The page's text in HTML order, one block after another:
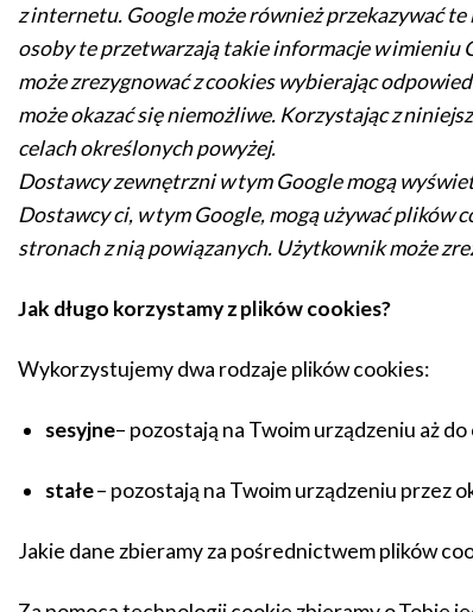
z internetu. Google może również przekazywać
osoby te przetwarzają takie informacje w imieniu
może zrezygnować z cookies wybierając
może okazać się niemożliwe. Korzystając z
celach określonych powyżej.
Dostawcy zewnętrzni w tym Google mogą
Dostawcy ci, w tym Google, mogą używać
stronach z nią powiązanych. Użytkownik może
Jak długo korzystamy z plików cookies?
Wykorzystujemy dwa rodzaje plików cookies:
sesyjne– pozostają na Twoim urządzeniu aż
stałe– pozostają na Twoim urządzeniu przez
Jakie dane zbieramy za pośrednictwem plików